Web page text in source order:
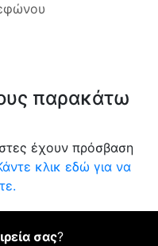
παρακάτω
έχουν πρόσβαση
κλικ εδώ για να
σας?